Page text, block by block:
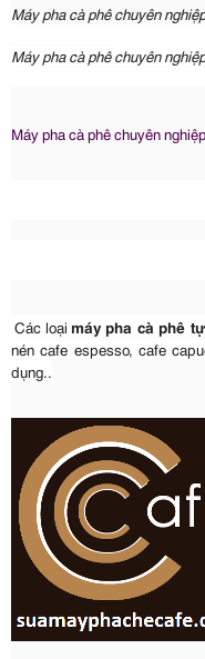
Máy pha cà phêchuyên
Máy pha cà phêchuyên
Máy pha cà phê chuyên nghiệp
Các loại máy pha cà phê
nén cafe espesso, cafe
dụng..